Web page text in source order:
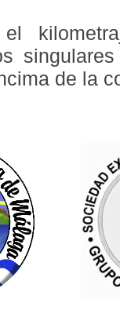
de la